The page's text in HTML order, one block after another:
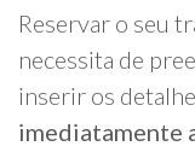
Reservar o seu
necessita de
inserir os
imediatamente